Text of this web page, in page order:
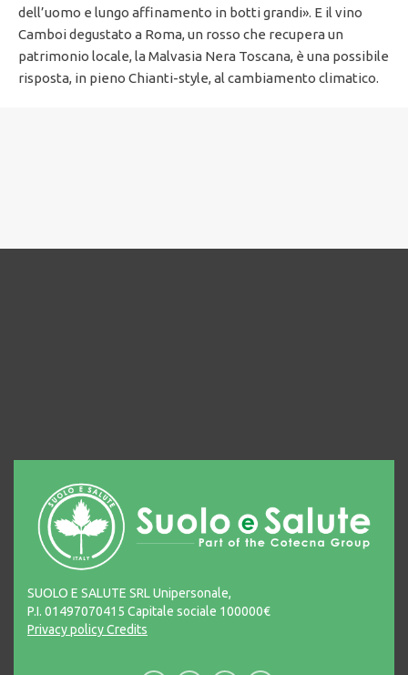
dell’uomo e lungo affinamento in botti grandi». E il vino
Camboi degustato a Roma, un rosso che recupera un
patrimonio locale, la Malvasia Nera Toscana, è una possibile
risposta, in pieno Chianti-style, al cambiamento climatico.
SUOLO E SALUTE SRL Unipersonale,
P.I. 01497070415 Capitale sociale 100000€
Privacy policyCredits